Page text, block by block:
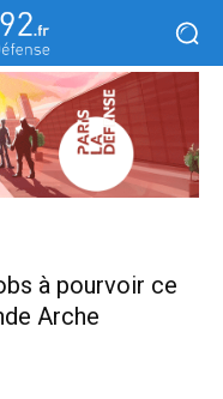
à pourvoir ce
Arche